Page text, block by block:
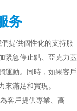
务
提供個性化的支持服
緊急停止點、亞克力蓋
運動。同時，如果客戶
滿足和實現。
客戶提供專業、高